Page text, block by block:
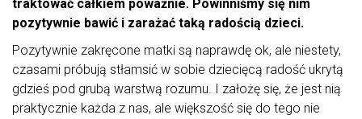
traktować całkiem poważnie. Powinniśmy się nim
pozytywnie bawić i zarażać taką radością dzieci.
Pozytywnie zakręcone matki są naprawdę ok, ale niestety,
czasami próbują stłamsić w sobie dziecięcą radość ukrytą
gdzieś pod grubą warstwą rozumu. I założę się, że jest nią
praktycznie każda z nas, ale większość się do tego nie